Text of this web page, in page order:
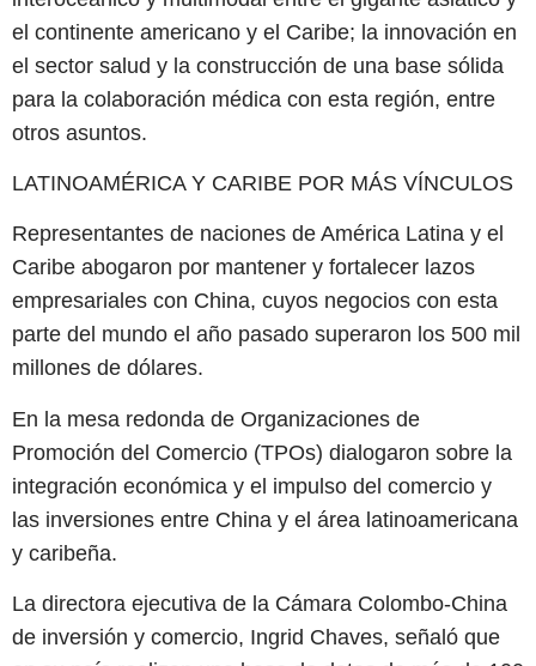
el continente americano y el Caribe; la innovación en
el sector salud y la construcción de una base sólida
para la colaboración médica con esta región, entre
otros asuntos.
LATINOAMÉRICA Y CARIBE POR MÁS VÍNCULOS
Representantes de naciones de América Latina y el
Caribe abogaron por mantener y fortalecer lazos
empresariales con China, cuyos negocios con esta
parte del mundo el año pasado superaron los 500 mil
millones de dólares.
En la mesa redonda de Organizaciones de
Promoción del Comercio (TPOs) dialogaron sobre la
integración económica y el impulso del comercio y
las inversiones entre China y el área latinoamericana
y caribeña.
La directora ejecutiva de la Cámara Colombo-China
de inversión y comercio, Ingrid Chaves, señaló que